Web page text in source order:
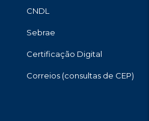
CNDL
Sebrae
Certificação Digital
Correios (consultas de CEP)